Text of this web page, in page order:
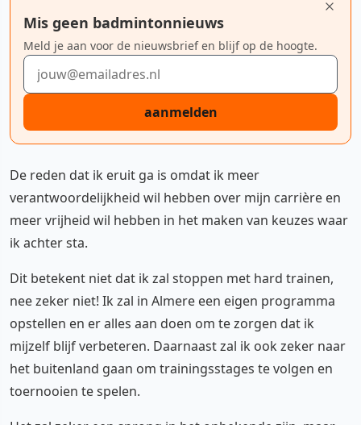
Mis geen badmintonnieuws
Meld je aan voor de nieuwsbrief en blijf op de hoogte.
E-mailadres
aanmelden
De reden dat ik eruit ga is omdat ik meer
verantwoordelijkheid wil hebben over mijn carrière en
meer vrijheid wil hebben in het maken van keuzes waar
ik achter sta.
Dit betekent niet dat ik zal stoppen met hard trainen,
nee zeker niet! Ik zal in Almere een eigen programma
opstellen en er alles aan doen om te zorgen dat ik
mijzelf blijf verbeteren. Daarnaast zal ik ook zeker naar
het buitenland gaan om trainingsstages te volgen en
toernooien te spelen.